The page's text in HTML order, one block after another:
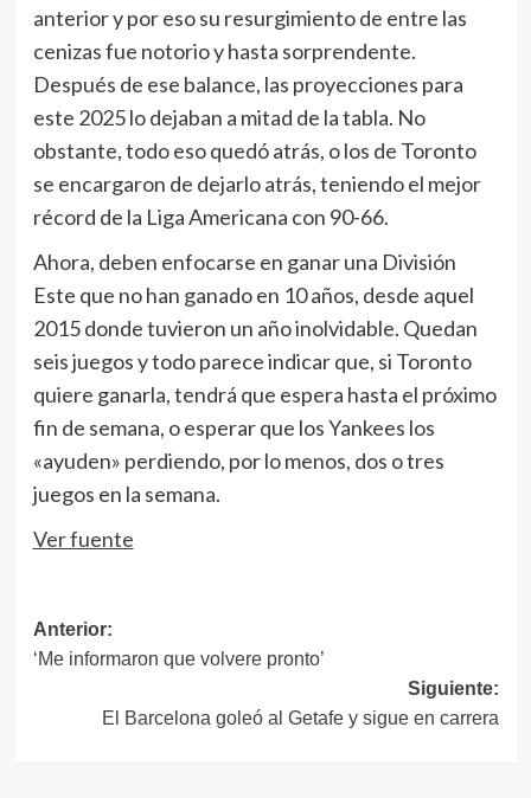
anterior y por eso su resurgimiento de entre las
cenizas fue notorio y hasta sorprendente.
Después de ese balance, las proyecciones para
este 2025 lo dejaban a mitad de la tabla. No
obstante, todo eso quedó atrás, o los de Toronto
se encargaron de dejarlo atrás, teniendo el mejor
récord de la Liga Americana con 90-66.
Ahora, deben enfocarse en ganar una División
Este que no han ganado en 10 años, desde aquel
2015 donde tuvieron un año inolvidable. Quedan
seis juegos y todo parece indicar que, si Toronto
quiere ganarla, tendrá que espera hasta el próximo
fin de semana, o esperar que los Yankees los
«ayuden» perdiendo, por lo menos, dos o tres
juegos en la semana.
Ver fuente
Navegación
de
entradas
Anterior:
‘Me informaron que volvere pronto’
Siguiente:
El Barcelona goleó al Getafe y sigue en carrera